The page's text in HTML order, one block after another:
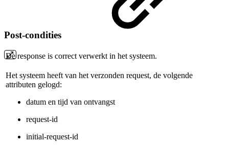
Post-condities
De response is correct verwerkt in het systeem.
Het systeem heeft van het verzonden request, de volgende
attributen gelogd:
datum en tijd van ontvangst
request-id
initial-request-id